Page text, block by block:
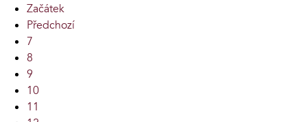
Začátek
Předchozí
7
8
9
10
11